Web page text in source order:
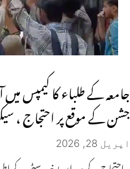
جشن کے موقع پر احتجاج ،
اپریل 28, 2026